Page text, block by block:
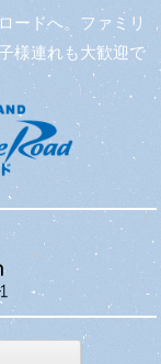
ードへ。ファミリ
様連れも大歓迎で
コンテン